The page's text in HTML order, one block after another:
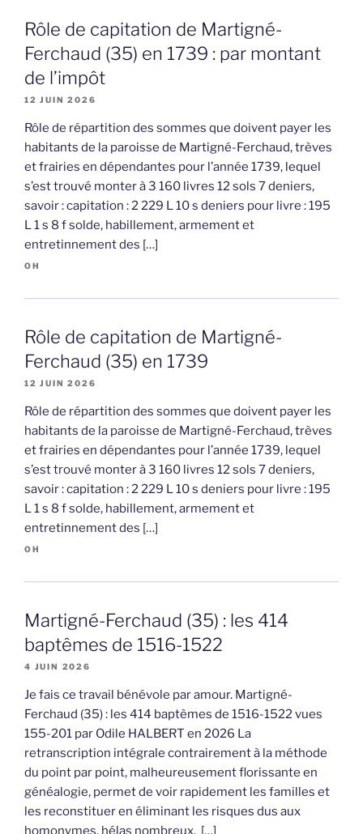
Rôle de capitation de Martigné-
Ferchaud (35) en 1739 : par montant
de l’impôt
12 JUIN 2026
Rôle de répartition des sommes que doivent payer les
habitants de la paroisse de Martigné-Ferchaud, trèves
et frairies en dépendantes pour l’année 1739, lequel
s’est trouvé monter à 3 160 livres 12 sols 7 deniers,
savoir : capitation : 2 229 L 10 s deniers pour livre : 195
L 1 s 8 f solde, habillement, armement et
entretinnement des […]
OH
Rôle de capitation de Martigné-
Ferchaud (35) en 1739
12 JUIN 2026
Rôle de répartition des sommes que doivent payer les
habitants de la paroisse de Martigné-Ferchaud, trèves
et frairies en dépendantes pour l’année 1739, lequel
s’est trouvé monter à 3 160 livres 12 sols 7 deniers,
savoir : capitation : 2 229 L 10 s deniers pour livre : 195
L 1 s 8 f solde, habillement, armement et
entretinnement des […]
OH
Martigné-Ferchaud (35) : les 414
baptêmes de 1516-1522
4 JUIN 2026
Je fais ce travail bénévole par amour. Martigné-
Ferchaud (35) : les 414 baptêmes de 1516-1522 vues
155-201 par Odile HALBERT en 2026 La
retranscription intégrale contrairement à la méthode
du point par point, malheureusement florissante en
généalogie, permet de voir rapidement les familles et
les reconstituer en éliminant les risques dus aux
homonymes, hélas nombreux. […]